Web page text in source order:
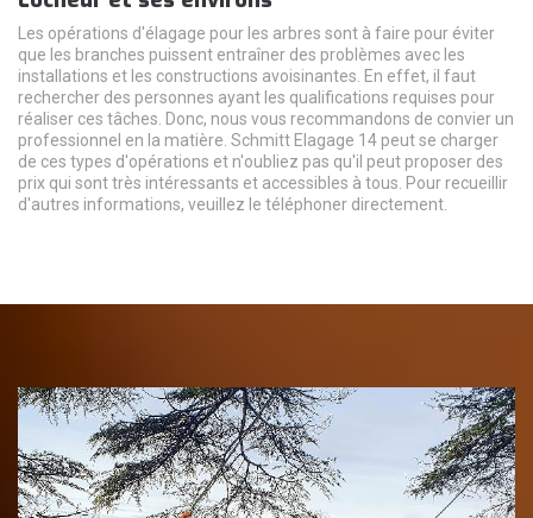
Les opérations d'élagage pour les arbres sont à faire pour éviter
que les branches puissent entraîner des problèmes avec les
installations et les constructions avoisinantes. En effet, il faut
rechercher des personnes ayant les qualifications requises pour
réaliser ces tâches. Donc, nous vous recommandons de convier un
professionnel en la matière. Schmitt Elagage 14 peut se charger
de ces types d'opérations et n'oubliez pas qu'il peut proposer des
prix qui sont très intéressants et accessibles à tous. Pour recueillir
d'autres informations, veuillez le téléphoner directement.